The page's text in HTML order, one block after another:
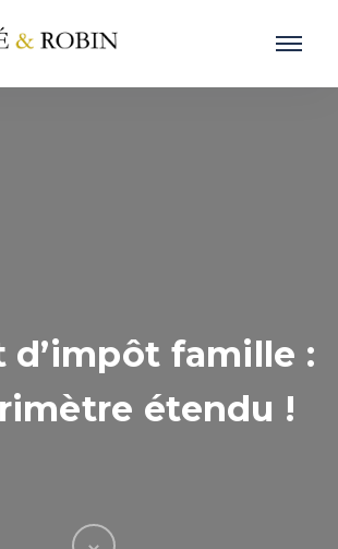
d’impôt famille :
étendu !